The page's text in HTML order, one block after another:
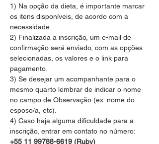
1) Na opção da dieta, é importante marcar
os itens disponíveis, de acordo com a
necessidade.
2) Finalizada a inscrição, um e-mail de
confirmação será enviado, com as opções
selecionadas, os valores e o link para
pagamento.
3) Se desejar um acompanhante para o
mesmo quarto lembrar de indicar o nome
no campo de Observação (ex: nome do
esposo/a, etc).
4) Caso haja alguma dificuldade para a
inscrição, entrar em contato no número:
+55 11 99788-6619 (Ruby)